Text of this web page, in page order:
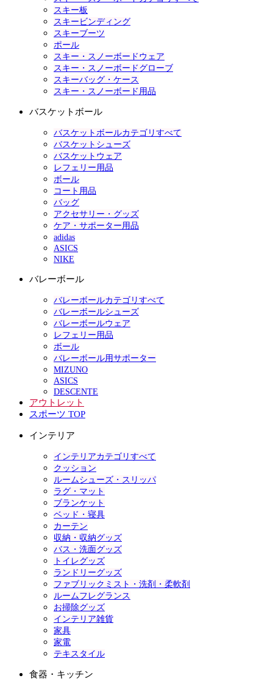
スキー板
スキービンディング
スキーブーツ
ポール
スキー・スノーボードウェア
スキー・スノーボードグローブ
スキーバッグ・ケース
スキー・スノーボード用品
バスケットボール
バスケットボールカテゴリすべて
バスケットシューズ
バスケットウェア
レフェリー用品
ボール
コート用品
バッグ
アクセサリー・グッズ
ケア・サポーター用品
adidas
ASICS
NIKE
バレーボール
バレーボールカテゴリすべて
バレーボールシューズ
バレーボールウェア
レフェリー用品
ボール
バレーボール用サポーター
MIZUNO
ASICS
DESCENTE
アウトレット
スポーツ TOP
インテリア
インテリアカテゴリすべて
クッション
ルームシューズ・スリッパ
ラグ・マット
ブランケット
ベッド・寝具
カーテン
収納・収納グッズ
バス・洗面グッズ
トイレグッズ
ランドリーグッズ
ファブリックミスト・洗剤・柔軟剤
ルームフレグランス
お掃除グッズ
インテリア雑貨
家具
家電
テキスタイル
食器・キッチン